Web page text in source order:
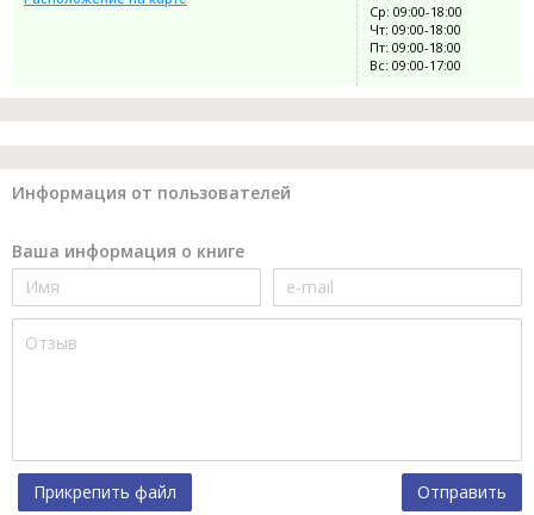
Ср: 09:00-18:00
Чт: 09:00-18:00
Пт: 09:00-18:00
Вс: 09:00-17:00
Информация от пользователей
Ваша информация о книге
Прикрепить файл Отправить